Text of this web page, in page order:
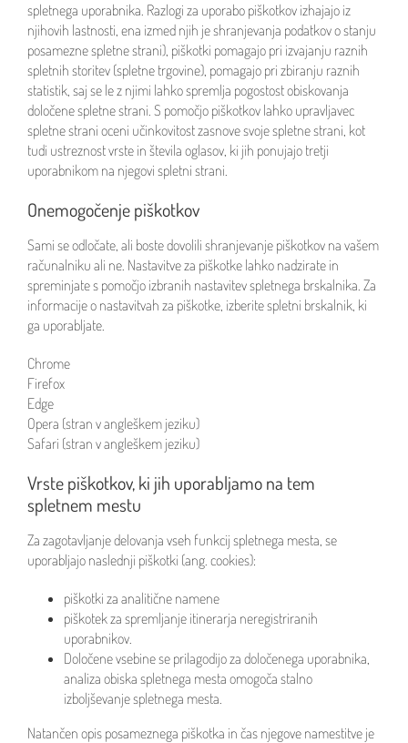
spletnega uporabnika. Razlogi za uporabo piškotkov izhajajo iz
njihovih lastnosti, ena izmed njih je shranjevanja podatkov o stanju
posamezne spletne strani), piškotki pomagajo pri izvajanju raznih
spletnih storitev (spletne trgovine), pomagajo pri zbiranju raznih
statistik, saj se le z njimi lahko spremlja pogostost obiskovanja
določene spletne strani. S pomočjo piškotkov lahko upravljavec
spletne strani oceni učinkovitost zasnove svoje spletne strani, kot
tudi ustreznost vrste in števila oglasov, ki jih ponujajo tretji
uporabnikom na njegovi spletni strani.
Onemogočenje piškotkov
Sami se odločate, ali boste dovolili shranjevanje piškotkov na vašem
računalniku ali ne. Nastavitve za piškotke lahko nadzirate in
spreminjate s pomočjo izbranih nastavitev spletnega brskalnika. Za
informacije o nastavitvah za piškotke, izberite spletni brskalnik, ki
ga uporabljate.
Chrome
Firefox
Edge
Opera (stran v angleškem jeziku)
Safari (stran v angleškem jeziku)
Vrste piškotkov, ki jih uporabljamo na tem
spletnem mestu
Za zagotavljanje delovanja vseh funkcij spletnega mesta, se
uporabljajo naslednji piškotki (ang. cookies):
piškotki za analitične namene
piškotek za spremljanje itinerarja neregistriranih
uporabnikov.
Določene vsebine se prilagodijo za določenega uporabnika,
analiza obiska spletnega mesta omogoča stalno
izboljševanje spletnega mesta.
Natančen opis posameznega piškotka in čas njegove namestitve je